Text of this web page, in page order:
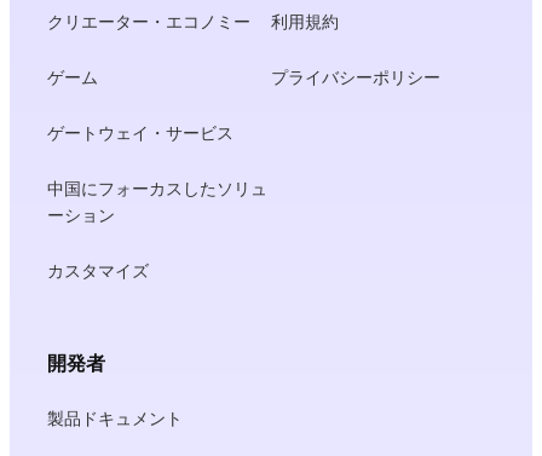
クリエーター・エコノミー
ゲーム
ゲートウェイ・サービス
中国にフォーカスしたソリュ
ーション
カスタマイズ
利用規約
プライバシーポリシー
開発者
製品ドキュメント